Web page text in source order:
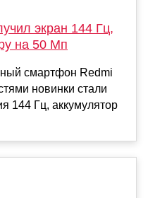
экран 144 Гц,
на 50 Мп
смартфон Redmi
новинки стали
144 Гц, аккумулятор